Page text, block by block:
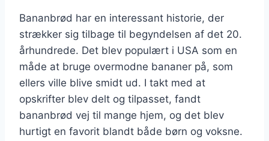
Bananbrød har en interessant historie, der
strækker sig tilbage til begyndelsen af det 20.
århundrede. Det blev populært i USA som en
måde at bruge overmodne bananer på, som
ellers ville blive smidt ud. I takt med at
opskrifter blev delt og tilpasset, fandt
bananbrød vej til mange hjem, og det blev
hurtigt en favorit blandt både børn og voksne.